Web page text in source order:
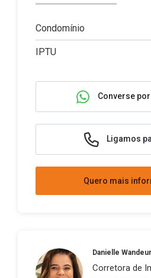
Condomínio
IPTU
Converse
Ligamos
Quero mais
Danielle
Corretora de